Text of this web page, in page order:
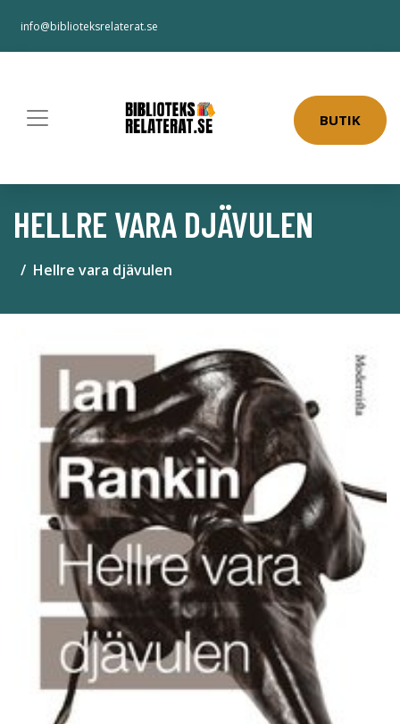
info@biblioteksrelaterat.se
BUTIK
HELLRE VARA DJÄVULEN
Hellre vara djävulen